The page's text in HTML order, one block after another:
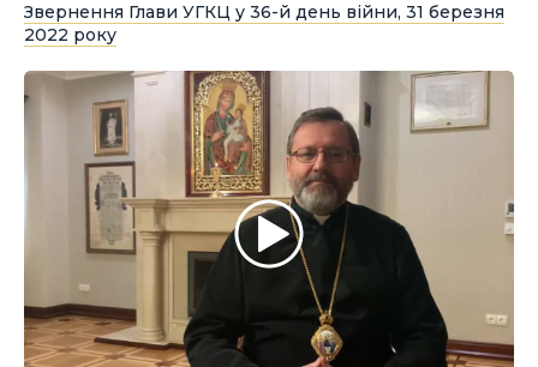
Звернення Глави УГКЦ у 36-й день війни, 31 березня
2022 року